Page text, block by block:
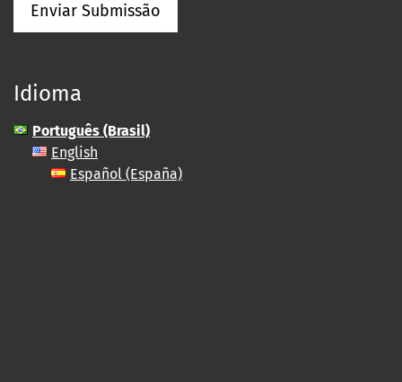
Enviar Submissão
Idioma
Português (Brasil)
English
Español (España)